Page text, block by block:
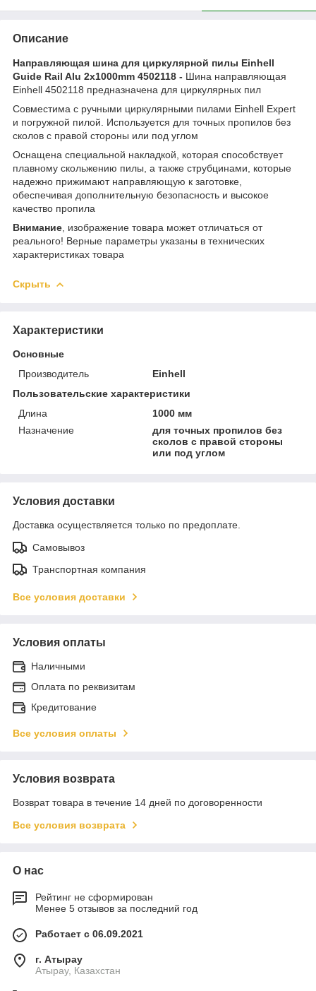
Описание
Направляющая шина для циркулярной пилы Einhell
Guide Rail Alu 2x1000mm 4502118 - Шина направляющая
Einhell 4502118 предназначена для циркулярных пил
Совместима с ручными циркулярными пилами Einhell Expert
и погружной пилой. Используется для точных пропилов без
сколов с правой стороны или под углом
Оснащена специальной накладкой, которая способствует
плавному скольжению пилы, а также струбцинами, которые
надежно прижимают направляющую к заготовке,
обеспечивая дополнительную безопасность и высокое
качество пропила
Внимание , изображение товара может отличаться от
реального! Верные параметры указаны в технических
характеристиках товара
Скрыть
Характеристики
Основные
Производитель
Einhell
Пользовательские характеристики
Длина
1000 мм
Назначение
для точных пропилов без
сколов с правой стороны
или под углом
Условия доставки
Доставка осуществляется только по предоплате.
Самовывоз
Транспортная компания
Все условия доставки
Условия оплаты
Наличными
Оплата по реквизитам
Кредитование
Все условия оплаты
Условия возврата
Возврат товара в течение 14 дней по договоренности
Все условия возврата
О нас
Рейтинг не сформирован
Менее 5 отзывов за последний год
Работает с 06.09.2021
г. Атырау
Атырау, Казахстан